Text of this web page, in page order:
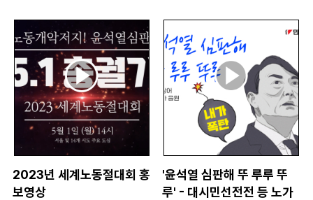
2023년 세계노동절대회 홍
보영상
'윤석열 심판해 뚜 루루 뚜
루' - 대시민선전전 등 노가